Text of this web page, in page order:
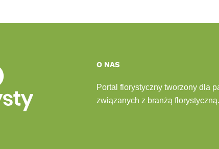
O NAS
Portal florystyczny tworzony dla
związanych z branżą florystyczną.